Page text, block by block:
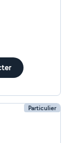
Particulier